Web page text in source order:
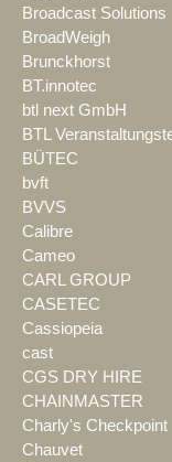
Broadcast Solutions
BroadWeigh
Brunckhorst
BT.innotec
btl next GmbH
BTL
BÜTEC
bvft
BVVS
Calibre
Cameo
CARL GROUP
CASETEC
Cassiopeia
cast
CGS DRY HIRE
CHAINMASTER
Charly's Checkpoint
Chauvet